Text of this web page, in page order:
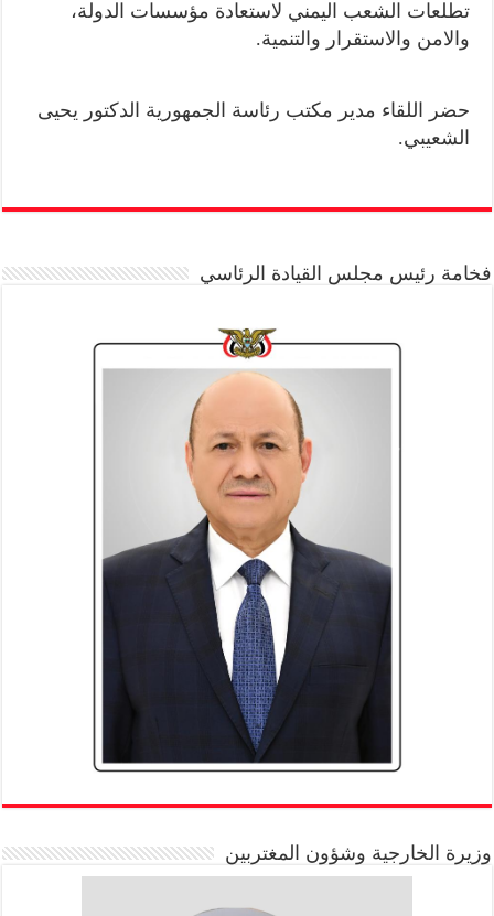
تطلعات الشعب اليمني لاستعادة مؤسسات الدولة،
والامن والاستقرار والتنمية.
حضر اللقاء مدير مكتب رئاسة الجمهورية الدكتور يحيى
الشعيبي.
فخامة رئيس مجلس القيادة الرئاسي
وزيرة الخارجية وشؤون المغتربين